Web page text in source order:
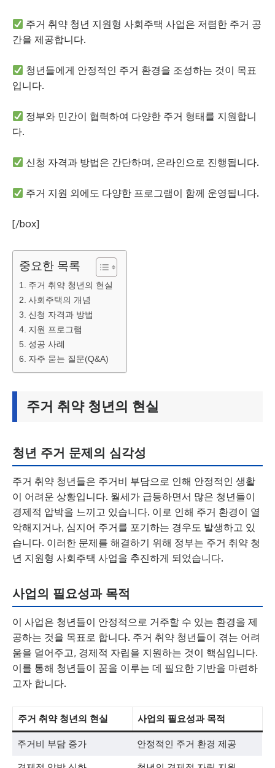
주거 취약 청년 지원형 사회주택 사업은 저렴한 주거 공
간을 제공합니다.
청년들에게 안정적인 주거 환경을 조성하는 것이 목표
입니다.
정부와 민간이 협력하여 다양한 주거 형태를 지원합니
다.
신청 자격과 방법은 간단하며, 온라인으로 진행됩니다.
주거 지원 외에도 다양한 프로그램이 함께 운영됩니다.
[/box]
중요한 목록
주거 취약 청년의 현실
사회주택의 개념
신청 자격과 방법
지원 프로그램
성공 사례
자주 묻는 질문(Q&A)
주거 취약 청년의 현실
청년 주거 문제의 심각성
주거 취약 청년들은 주거비 부담으로 인해 안정적인 생활
이 어려운 상황입니다. 월세가 급등하면서 많은 청년들이
경제적 압박을 느끼고 있습니다. 이로 인해 주거 환경이 열
악해지거나, 심지어 주거를 포기하는 경우도 발생하고 있
습니다. 이러한 문제를 해결하기 위해 정부는 주거 취약 청
년 지원형 사회주택 사업을 추진하게 되었습니다.
사업의 필요성과 목적
이 사업은 청년들이 안정적으로 거주할 수 있는 환경을 제
공하는 것을 목표로 합니다. 주거 취약 청년들이 겪는 어려
움을 덜어주고, 경제적 자립을 지원하는 것이 핵심입니다.
이를 통해 청년들이 꿈을 이루는 데 필요한 기반을 마련하
고자 합니다.
주거 취약 청년의 현실 사업의 필요성과 목적
주거비 부담 증가 안정적인 주거 환경 제공